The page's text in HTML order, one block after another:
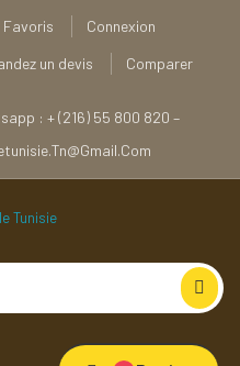
Favoris
Connexion
un devis Comparer
: + (216) 55 800 820 –